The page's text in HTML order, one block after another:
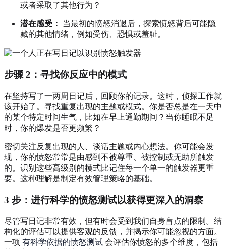
或者采取了其他行为？
潜在感受：
当最初的愤怒消退后，探索愤怒背后可能隐
藏的其他情绪，例如受伤、恐惧或羞耻。
步骤 2：寻找你反应中的模式
在坚持写了一两周日记后，回顾你的记录。这时，侦探工作就
该开始了。寻找重复出现的主题或模式。你是否总是在一天中
的某个特定时间生气，比如在早上通勤期间？当你睡眠不足
时，你的爆发是否更频繁？
密切关注反复出现的人、谈话主题或内心想法。你可能会发
现，你的愤怒常常是由感到不被尊重、被控制或无助所触发
的。识别这些高级别的模式比记住每一个单一的触发器更重
要。这种理解是制定有效管理策略的基础。
3 步：进行科学的愤怒测试以获得更深入的洞察
尽管写日记非常有效，但有时会受到我们自身盲点的限制。结
构化的评估可以提供客观的反馈，并揭示你可能忽视的方面。
一项 有科学依据的愤怒测试 会评估你愤怒的多个维度，包括